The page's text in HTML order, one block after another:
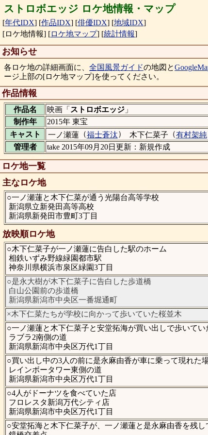
ストロボエッジ ロケ地情報・マップ
[年代IDX] [作品IDX] [俳優IDX] [地域IDX]
[ロケ地情報] [ロケ地マップ] [統計情報]
お知らせ
各ロケ地の詳細画面に、 全国風景ガイドの地図と
ージ上部の[ロケ地マップ]を使ってください。
作品情報
作品名 映画「 ストロボエッジ」
制作年
2015年 東宝
キャスト
一ノ瀬蓮（福士蒼汰） 木下仁菜子 （有村架純
管理者
take 2015年09月20日更新：新規作成
ロケ地一覧
主なロケ地
○一ノ瀬蓮と木下仁菜が通う光陽台高等学校
新潟県立新発田高等高校
新潟県新発田市豊町3丁目
放映順ロケ地
○木下仁菜子が一ノ瀬蓮に告白した駅のホーム
相鉄いずみ野線緑園都市駅
神奈川県横浜市泉区緑園3丁目
○是永大樹が木下仁菜子に告白した歩道橋
白山公園前の歩道橋
新潟県新潟市中央区一番堀通町
×木下仁菜たちが学校に向かって歩いていた桜並木
○一ノ瀬蓮と木下仁菜子と安堂拓海が買い出しで歩いてい
ラブラ2南側の道
新潟県新潟市中央区万代1丁目
○買い出し中の3人の前に是永麻由香が車に乗って現れた
レインボータワー東側の道
新潟県新潟市中央区万代1丁目
○4人がドーナツを食べていた店
フロレスタ新潟万代シティ店
新潟県新潟市中央区万代1丁目
○安堂拓海と木下仁菜子が、一ノ瀬蓮と是永麻由香を残し